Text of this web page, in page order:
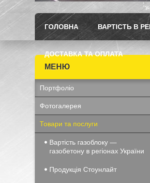
ГОЛОВНА ВАРТІСТЬ В
ДОСТАВКА ТА ОПЛАТА
Портфоліо
Фотогалерея
Товари та послуги
Вартість газоблоку —
газобетону в регіонах України
Продукція Стоунлайт